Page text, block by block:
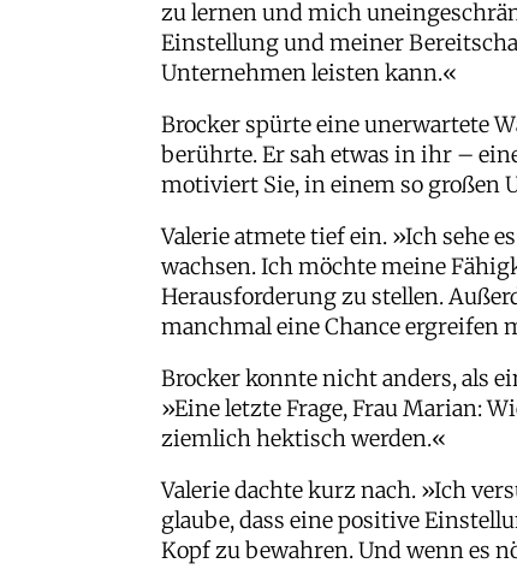
zu lernen und mich
Einstellung und meiner
Unternehmen leisten kann.«
Brocker spürte eine unerwartete
berührte. Er sah etwas in ihr –
motiviert Sie, in einem so großen
Valerie atmete tief ein. »Ich sehe
wachsen. Ich möchte meine
Herausforderung zu stellen.
manchmal eine Chance ergreifen
Brocker konnte nicht anders, als
»Eine letzte Frage, Frau Marian:
ziemlich hektisch werden.«
Valerie dachte kurz nach. »Ich
glaube, dass eine positive
Kopf zu bewahren. Und wenn es